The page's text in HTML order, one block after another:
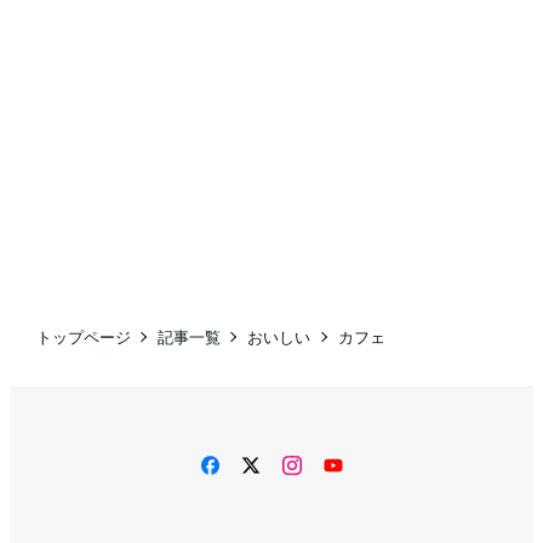
トップページ 記事一覧 おいしい カフェ
facebooktwitterinstagram
YouTube